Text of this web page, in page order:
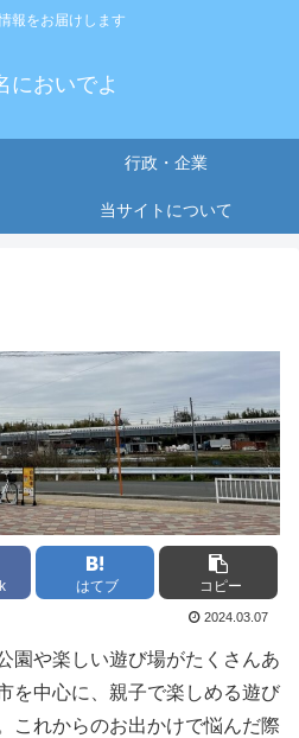
報をお届けします
においでよ
行政・企業
当サイトについて
はてブ コピー
2024.03.07
園や楽しい遊び場がたくさんあ
を中心に、親子で楽しめる遊び
これからのお出かけで悩んだ際